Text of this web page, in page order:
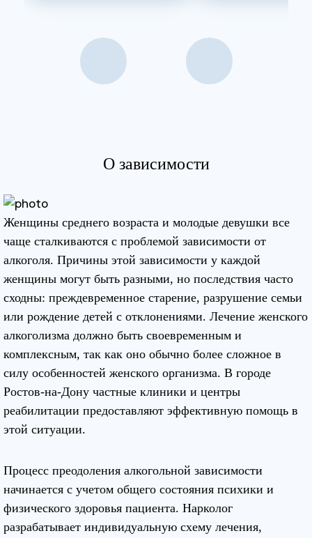
О зависимости
Женщины среднего возраста и молодые девушки все
чаще сталкиваются с проблемой зависимости от
алкоголя. Причины этой зависимости у каждой
женщины могут быть разными, но последствия часто
сходны: преждевременное старение, разрушение семьи
или рождение детей с отклонениями. Лечение женского
алкоголизма должно быть своевременным и
комплексным, так как оно обычно более сложное в
силу особенностей женского организма. В городе
Ростов-на-Дону частные клиники и центры
реабилитации предоставляют эффективную помощь в
этой ситуации.
Процесс преодоления алкогольной зависимости
начинается с учетом общего состояния психики и
физического здоровья пациента. Нарколог
разрабатывает индивидуальную схему лечения,